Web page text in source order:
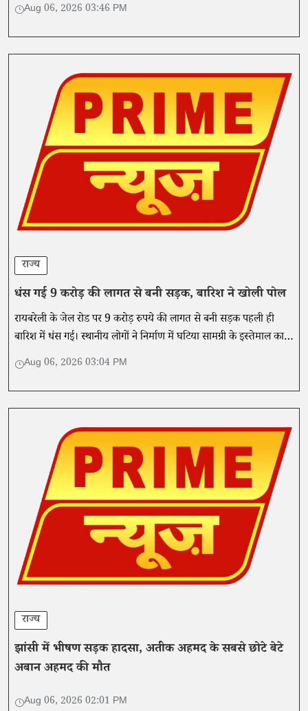
Aug 06, 2026 03:46 PM
राज्य
धंस गई 9 करोड़ की लागत से बनी सड़क, बारिश ने खोली पोल
रायबरेली के जेल रोड पर 9 करोड़ रुपये की लागत से बनी सड़क पहली ही
बारिश में धंस गई। स्थानीय लोगों ने निर्माण में घटिया सामग्री के इस्तेमाल का
आरोप लगाते हुए मामले की जांच और जिम्मेदारों पर कार्रवाई की
Aug 06, 2026 03:04 PM
राज्य
झांसी में भीषण सड़क हादसा, अतीक अहमद के सबसे छोटे बेटे
अबान अहमद की मौत
Aug 06, 2026 02:01 PM